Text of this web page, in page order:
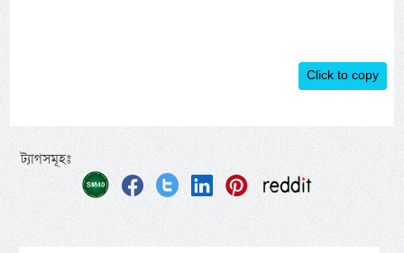
Click to copy
ট্যাগসমূহঃ